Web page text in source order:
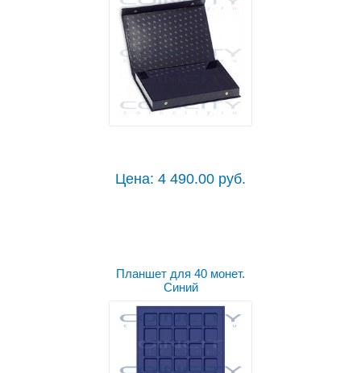
Цена: 4 490.00 руб.
Планшет для 40 монет.
Синий